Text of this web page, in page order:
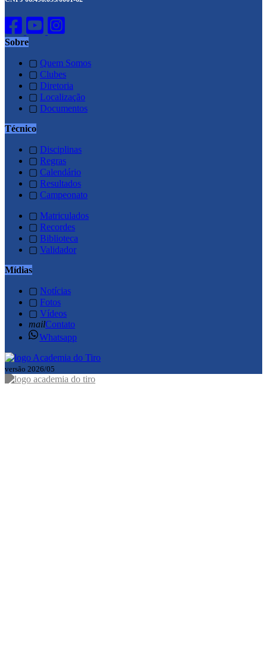
Sobre
▢ Quem Somos
▢ Clubes
▢ Diretoria
▢ Localização
▢ Documentos
Técnico
▢ Disciplinas
▢ Regras
▢ Calendário
▢ Resultados
▢ Campeonato
▢ Matriculados
▢ Recordes
▢ Biblioteca
▢ Validador
Mídias
▢ Notícias
▢ Fotos
▢ Vídeos
mailContato
Whatsapp
versão 2026/05